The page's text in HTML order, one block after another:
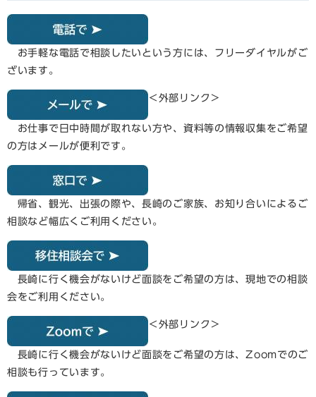
お手軽な電話で相談したいという方には、フリーダイヤルがご
ざいます。
＜外部リンク＞
お仕事で日中時間が取れない方や、資料等の情報収集をご希望
の方はメールが便利です。
帰省、観光、出張の際や、長崎のご家族、お知り合いによるご
相談など幅広くご利用ください。
長崎に行く機会がないけど面談をご希望の方は、現地での相談
会をご利用ください。
＜外部リンク＞
長崎に行く機会がないけど面談をご希望の方は、Zoomでのご
相談も行っています。